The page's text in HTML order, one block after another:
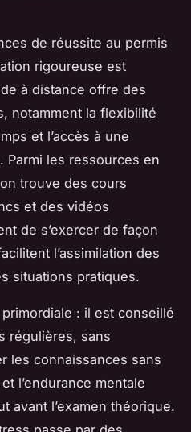
de réussite au permis
rigoureuse est
à distance offre des
notamment la flexibilité
et l’accès à une
Parmi les ressources en
trouve des cours
et des vidéos
de s’exercer de façon
l’assimilation des
situations pratiques.
: il est conseillé
régulières, sans
les connaissances sans
l’endurance mentale
avant l’examen théorique.